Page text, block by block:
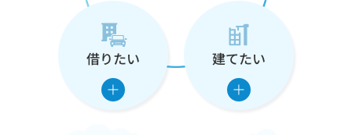
借りたい 建てたい